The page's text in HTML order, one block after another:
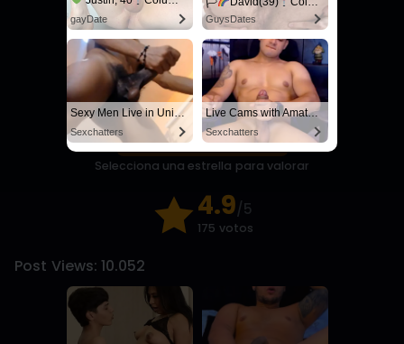
Confirmar valoración
Selecciona una estrella para valorar
4.9/5
175 votos
Post Views: 10.052
gayDate GuysDates
Sexy Men Live in United States
Sexchatters
Live Cams with Amateur Men
Sexchatters